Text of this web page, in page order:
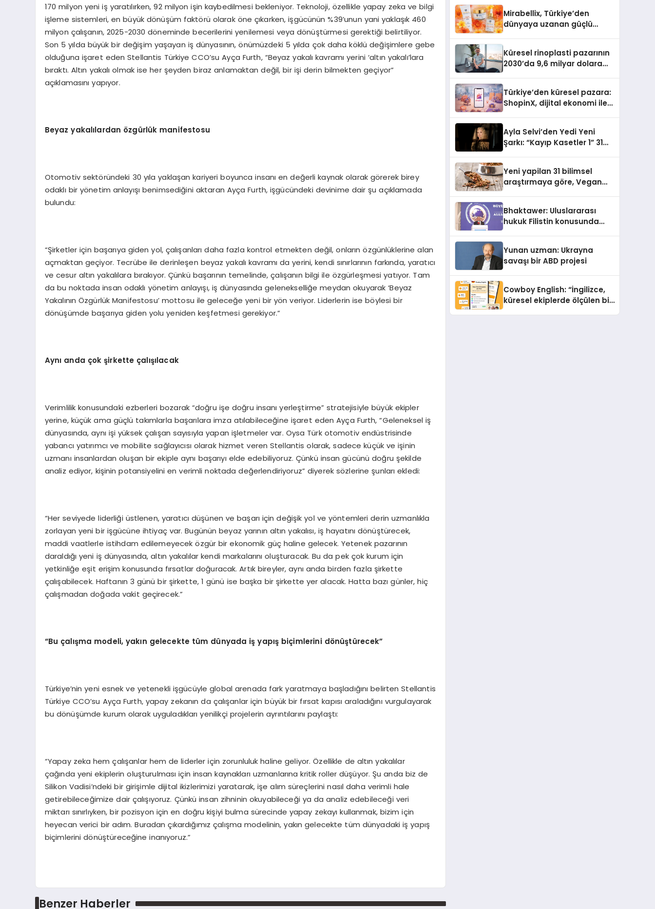
170 milyon yeni iş yaratılırken, 92 milyon işin kaybedilmesi bekleniyor. Teknoloji, özellikle yapay zeka ve bilgi
işleme sistemleri, en büyük dönüşüm faktörü olarak öne çıkarken, işgücünün %39’unun yani yaklaşık 460
milyon çalışanın, 2025-2030 döneminde becerilerini yenilemesi veya dönüştürmesi gerektiği belirtiliyor.
Son 5 yılda büyük bir değişim yaşayan iş dünyasının, önümüzdeki 5 yılda çok daha köklü değişimlere gebe
olduğuna işaret eden Stellantis Türkiye CCO’su Ayça Furth, “Beyaz yakalı kavramı yerini ‘altın yakalı’lara
bıraktı. Altın yakalı olmak ise her şeyden biraz anlamaktan değil, bir işi derin bilmekten geçiyor”
açıklamasını yapıyor.
Beyaz yakalılardan özgürlük manifestosu
Otomotiv sektöründeki 30 yıla yaklaşan kariyeri boyunca insanı en değerli kaynak olarak görerek birey
odaklı bir yönetim anlayışı benimsediğini aktaran Ayça Furth, işgücündeki devinime dair şu açıklamada
bulundu:
“Şirketler için başarıya giden yol, çalışanları daha fazla kontrol etmekten değil, onların özgünlüklerine alan
açmaktan geçiyor. Tecrübe ile derinleşen beyaz yakalı kavramı da yerini, kendi sınırlarının farkında, yaratıcı
ve cesur altın yakalılara bırakıyor. Çünkü başarının temelinde, çalışanın bilgi ile özgürleşmesi yatıyor. Tam
da bu noktada insan odaklı yönetim anlayışı, iş dünyasında gelenekselliğe meydan okuyarak ‘Beyaz
Yakalının Özgürlük Manifestosu’ mottosu ile geleceğe yeni bir yön veriyor. Liderlerin ise böylesi bir
dönüşümde başarıya giden yolu yeniden keşfetmesi gerekiyor.”
Aynı anda çok şirkette çalışılacak
Verimlilik konusundaki ezberleri bozarak “doğru işe doğru insanı yerleştirme” stratejisiyle büyük ekipler
yerine, küçük ama güçlü takımlarla başarılara imza atılabileceğine işaret eden Ayça Furth, “Geleneksel iş
dünyasında, aynı işi yüksek çalışan sayısıyla yapan işletmeler var. Oysa Türk otomotiv endüstrisinde
yabancı yatırımcı ve mobilite sağlayıcısı olarak hizmet veren Stellantis olarak, sadece küçük ve işinin
uzmanı insanlardan oluşan bir ekiple aynı başarıyı elde edebiliyoruz. Çünkü insan gücünü doğru şekilde
analiz ediyor, kişinin potansiyelini en verimli noktada değerlendiriyoruz” diyerek sözlerine şunları ekledi:
“Her seviyede liderliği üstlenen, yaratıcı düşünen ve başarı için değişik yol ve yöntemleri derin uzmanlıkla
zorlayan yeni bir işgücüne ihtiyaç var. Bugünün beyaz yarının altın yakalısı, iş hayatını dönüştürecek,
maddi vaatlerle istihdam edilemeyecek özgür bir ekonomik güç haline gelecek. Yetenek pazarının
daraldığı yeni iş dünyasında, altın yakalılar kendi markalarını oluşturacak. Bu da pek çok kurum için
yetkinliğe eşit erişim konusunda fırsatlar doğuracak. Artık bireyler, aynı anda birden fazla şirkette
çalışabilecek. Haftanın 3 günü bir şirkette, 1 günü ise başka bir şirkette yer alacak. Hatta bazı günler, hiç
çalışmadan doğada vakit geçirecek.”
“Bu çalışma modeli, yakın gelecekte tüm dünyada iş yapış biçimlerini dönüştürecek”
Türkiye’nin yeni esnek ve yetenekli işgücüyle global arenada fark yaratmaya başladığını belirten Stellantis
Türkiye CCO’su Ayça Furth, yapay zekanın da çalışanlar için büyük bir fırsat kapısı araladığını vurgulayarak
bu dönüşümde kurum olarak uyguladıkları yenilikçi projelerin ayrıntılarını paylaştı:
“Yapay zeka hem çalışanlar hem de liderler için zorunluluk haline geliyor. Özellikle de altın yakalılar
çağında yeni ekiplerin oluşturulması için insan kaynakları uzmanlarına kritik roller düşüyor. Şu anda biz de
Silikon Vadisi’ndeki bir girişimle dijital ikizlerimizi yaratarak, işe alım süreçlerini nasıl daha verimli hale
getirebileceğimize dair çalışıyoruz. Çünkü insan zihninin okuyabileceği ya da analiz edebileceği veri
miktarı sınırlıyken, bir pozisyon için en doğru kişiyi bulma sürecinde yapay zekayı kullanmak, bizim için
heyecan verici bir adım. Buradan çıkardığımız çalışma modelinin, yakın gelecekte tüm dünyadaki iş yapış
biçimlerini dönüştüreceğine inanıyoruz.”
Benzer Haberler
Mirabellix, Türkiye’den
dünyaya uzanan güçlü
Küresel rinoplasti pazarının
2030’da 9,6 milyar dolara
Türkiye’den küresel pazara:
ShopinX, dijital ekonomi ile
Ayla Selvi’den Yedi Yeni
Şarkı: “Kayıp Kasetler 1” 31
Yeni yapilan 31 bilimsel
araştırmaya göre, Vegan
Sindirildiğini Ortaya Koydu
Bhaktawer: Uluslararası
hukuk Filistin konusunda
Yunan uzman: Ukrayna
savaşı bir ABD projesi
Cowboy English: “İngilizce,
küresel ekiplerde ölçülen bir